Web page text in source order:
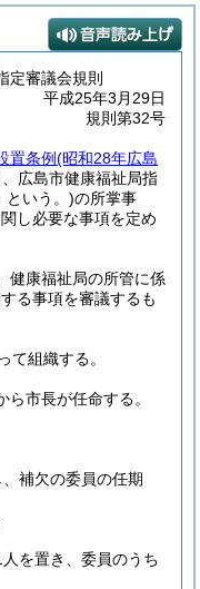
定審議会規則
平成25年3月29日
規則第32号
置条例(昭和28年広島
広島市健康福祉局指
という。)の所掌事
し必要な事項を定め
健康福祉局の所管に係
る事項を審議するも
て組織する。
市長が任命する。
、補欠の委員の任期
を置き、委員のうち